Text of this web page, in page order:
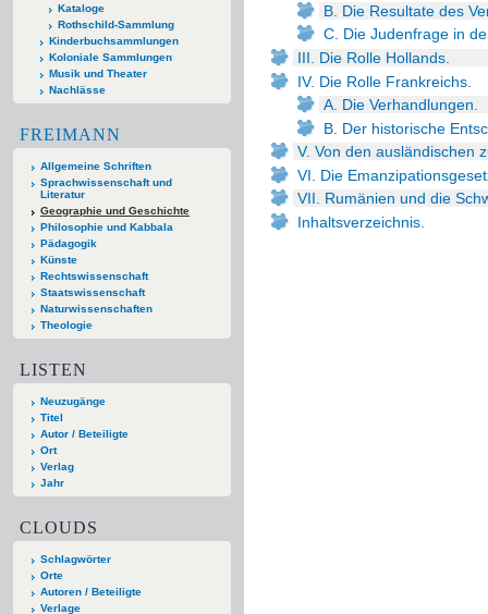
Kataloge
Rothschild-Sammlung
Kinderbuchsammlungen
Koloniale Sammlungen
Musik und Theater
Nachlässe
FREIMANN
Allgemeine Schriften
Sprachwissenschaft und
Literatur
Geographie und Geschichte
Philosophie und Kabbala
Pädagogik
Künste
Rechtswissenschaft
Staatswissenschaft
Naturwissenschaften
Theologie
LISTEN
Neuzugänge
Titel
Autor / Beteiligte
Ort
Verlag
Jahr
CLOUDS
Schlagwörter
Orte
Autoren / Beteiligte
Verlage
B. Die Resultate des
C. Die Judenfrage in
III. Die Rolle Hollands.
IV. Die Rolle Frankreichs.
A. Die Verhandlungen.
B. Der historische
V. Von den ausländischen
VI. Die
VII. Rumänien und die
Inhaltsverzeichnis.